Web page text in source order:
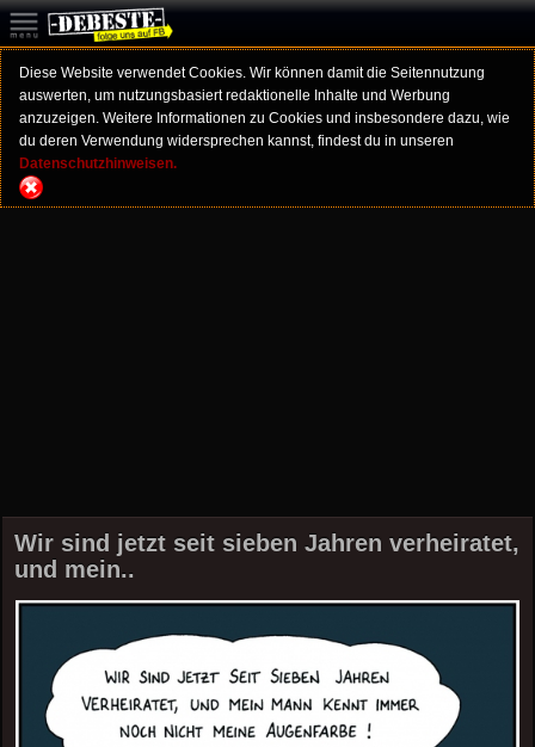
Diese Website verwendet Cookies. Wir können damit die Seitennutzung
auswerten, um nutzungsbasiert redaktionelle Inhalte und Werbung
anzuzeigen. Weitere Informationen zu Cookies und insbesondere dazu, wie
du deren Verwendung widersprechen kannst, findest du in unseren
Datenschutzhinweisen.
Wir sind jetzt seit sieben Jahren verheiratet,
und mein..